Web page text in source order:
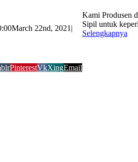
March 22nd, 2021 |
PinterestVkXingEmail
Kami Produsen
Sipil untuk
Selengkapnya